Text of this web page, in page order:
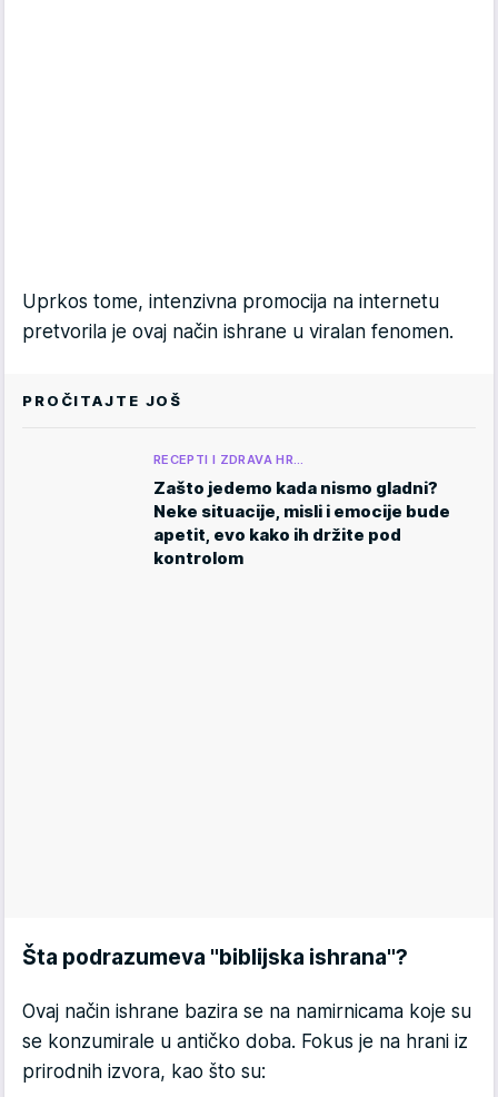
Uprkos tome, intenzivna promocija na internetu
pretvorila je ovaj način ishrane u viralan fenomen.
PROČITAJTE JOŠ
RECEPTI I ZDRAVA HR…
Zašto jedemo kada nismo gladni?
Neke situacije, misli i emocije bude
apetit, evo kako ih držite pod
kontrolom
Šta podrazumeva "biblijska ishrana"?
Ovaj način ishrane bazira se na namirnicama koje su
se konzumirale u antičko doba. Fokus je na hrani iz
prirodnih izvora, kao što su: